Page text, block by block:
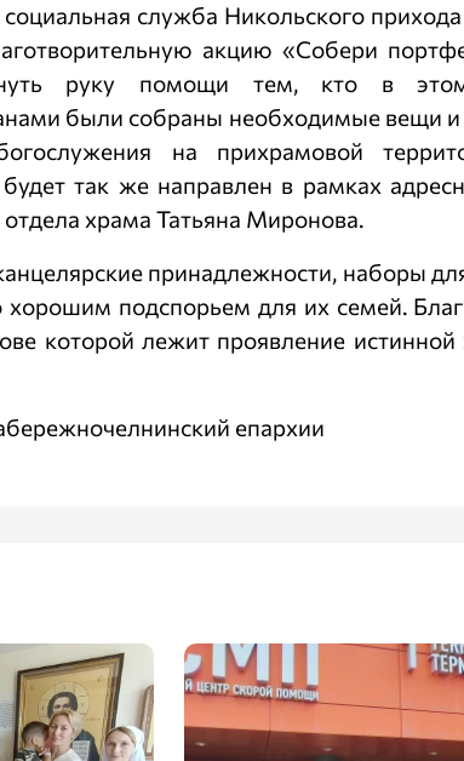
служба Никольского
акцию «Собери
руку помощи тем, кто в этом
были собраны необходимые вещи
на прихрамовой
так же направлен в рамках
храма Татьяна Миронова.
принадлежности, наборы
хорошим подспорьем для их семей.
которой лежит проявление
епархии